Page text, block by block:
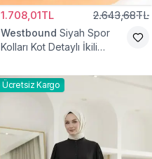
1.708,01TL 2.643,68TL
Westbound Siyah Spor
Kolları Kot Detaylı İkili
Ücretsiz Kargo